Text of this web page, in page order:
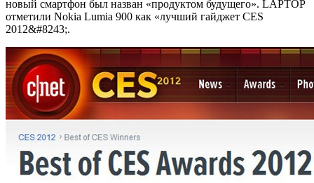
новый смартфон был назван «продуктом будущего». LAPTOP
отметили Nokia Lumia 900 как «лучший гайджет CES
2012&#8243;.